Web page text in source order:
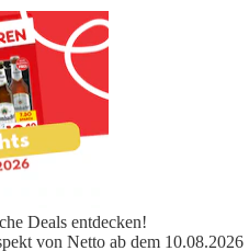
Deals entdecken!
von Netto ab dem 10.08.2026